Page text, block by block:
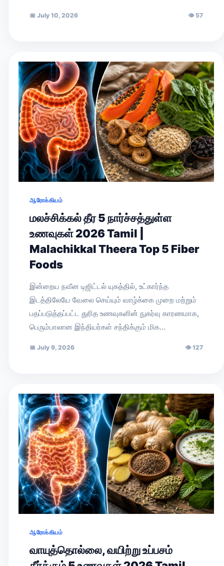
📅 July 10, 2026 👁57
ஆரோக்கியம்
மலச்சிக்கல் தீர 5 நார்ச்சத்துள்ள
உணவுகள் 2026 Tamil |
Malachikkal Theera Top 5 Fiber
Foods
இன்றைய நவீன டிஜிட்டல் யுகத்தில், உட்கார்ந்த
இடத்திலேயே வேலை செய்யும் வாழ்க்கை முறை மற்றும்
பதப்படுத்தப்பட்ட துரித உணவுகளின் நுகர்வு காரணமாக,
பெரும்பாலான இந்தியர்கள் சந்திக்கும் மிக…
📅 July 9, 2026 👁127
ஆரோக்கியம்
வாயுத்தொல்லை, வயிற்று உப்பசம்